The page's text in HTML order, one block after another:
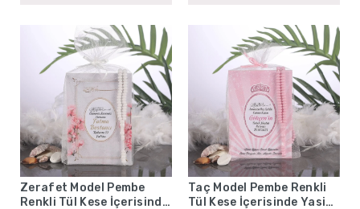
Zerafet Model Pembe
Renkli Tül Kese İçerisinde
Taç Model Pembe Renkli
Tül Kese İçerisinde Yasin